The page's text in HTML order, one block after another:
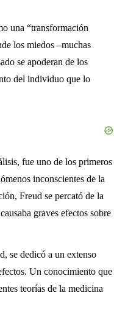
una “transformación
los miedos –muchas
se apoderan de los
del individuo que lo
fue uno de los primeros
inconscientes de la
Freud se percató de la
graves efectos sobre
se dedicó a un extenso
Un conocimiento que
teorías de la medicina